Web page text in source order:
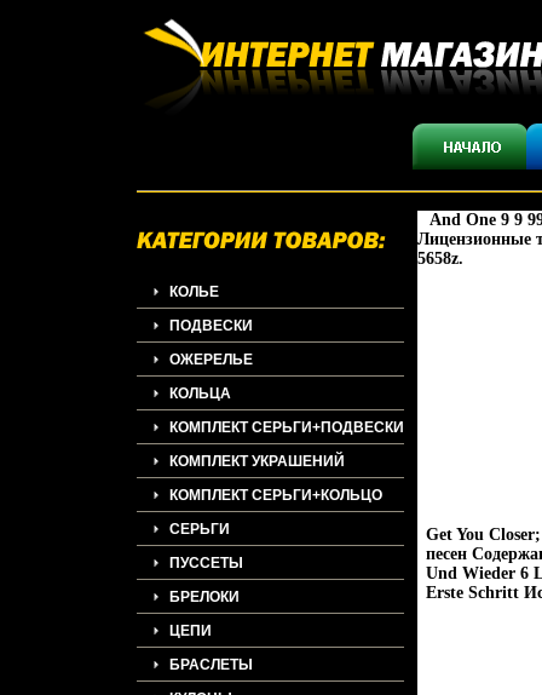
КОЛЬЕ
ПОДВЕСКИ
ОЖЕРЕЛЬЕ
КОЛЬЦА
КОМПЛЕКТ СЕРЬГИ+ПОДВЕСКИ
КОМПЛЕКТ УКРАШЕНИЙ
КОМПЛЕКТ СЕРЬГИ+КОЛЬЦО
СЕРЬГИ
ПУССЕТЫ
БРЕЛОКИ
ЦЕПИ
БРАСЛЕТЫ
And One 9 9
Лицензионные
5658z.
Get You
песен
Und Wieder 6
Erste Schritt